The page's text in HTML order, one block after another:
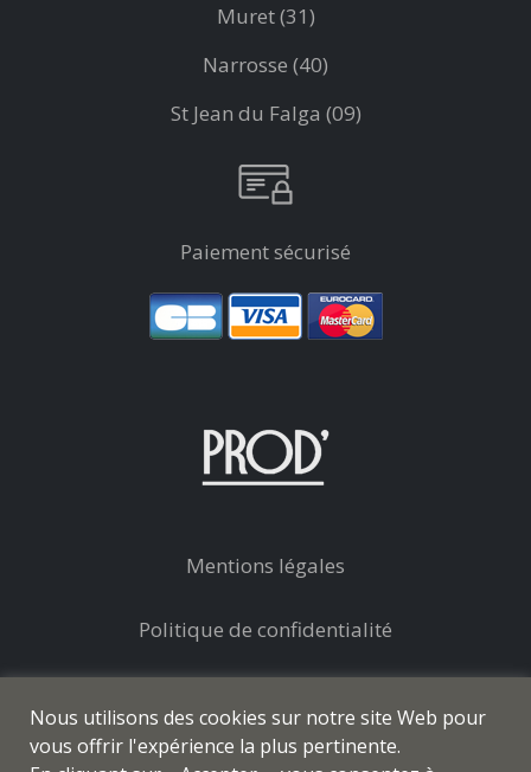
Muret (31)
Narrosse (40)
St Jean du Falga (09)
Paiement sécurisé
Mentions légales
Politique de confidentialité
Nous utilisons des cookies sur notre site Web pour
vous offrir l'expérience la plus pertinente.